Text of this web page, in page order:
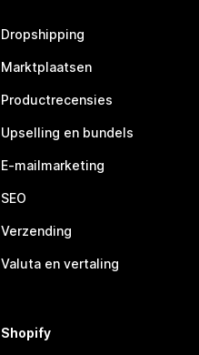
Dropshipping
Marktplaatsen
Productrecensies
Upselling en bundels
E-mailmarketing
SEO
Verzending
Valuta en vertaling
Shopify